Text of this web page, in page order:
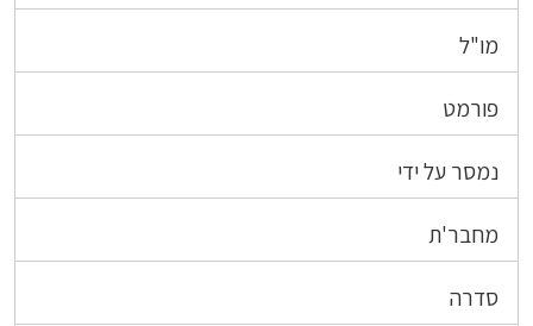
מו"ל
פורמט
נמסר על ידי
מחבר'ת
סדרה